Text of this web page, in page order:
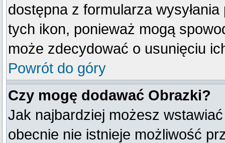
dostępna z formularza
tych ikon, ponieważ mogą
może zdecydować o usunięciu
Powrót do góry
Czy mogę dodawać Obrazki?
Jak najbardziej możesz
obecnie nie istnieje możliwość